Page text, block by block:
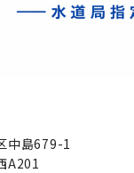
中島679-1
A201